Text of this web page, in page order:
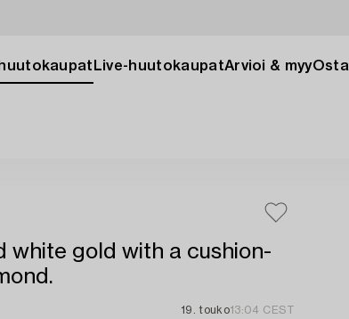
Live-huutokaupatArvioi & myyOsta
white gold with a cushion-
19. touko13:04 CEST